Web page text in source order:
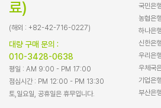
료)
(해외 : +82-42-716-0227)
대량 구매 문의 :
010-3428-0638
평일 : AM 9:00 - PM 17:00
점심시간 : PM 12:00 - PM 13:30
토,일요일, 공휴일은 휴무입니다.
국민
농협
하나
신한은
우리
우체국
기업은
부산